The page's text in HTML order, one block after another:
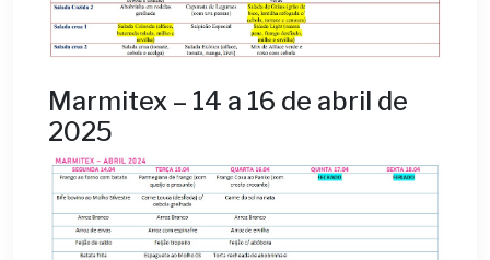
Marmitex – 14 a 16 de abril de
2025